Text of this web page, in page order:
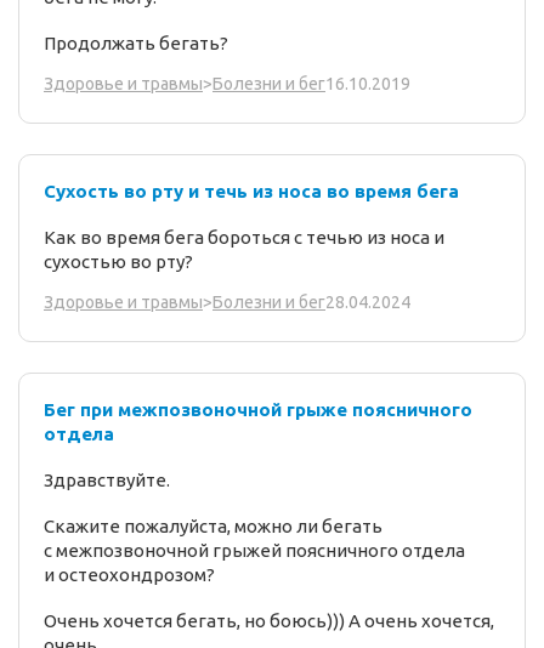
Продолжать бегать?
Здоровье и травмы>Болезни и бег16.10.2019
Сухость во рту и течь из носа во время бега
Как во время бега бороться с течью из носа и
сухостью во рту?
Здоровье и травмы>Болезни и бег28.04.2024
Бег при межпозвоночной грыже поясничного
отдела
Здравствуйте.
Скажите пожалуйста, можно ли бегать
с межпозвоночной грыжей поясничного отдела
и остеохондрозом?
Очень хочется бегать, но боюсь))) А очень хочется,